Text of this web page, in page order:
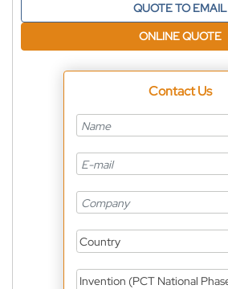
QUOTE TO EMAIL
ONLINE QUOTE
Contact Us
Country
Invention (PCT National